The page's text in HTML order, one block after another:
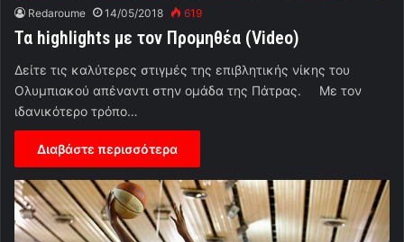
Redaroume 14/05/2018 619
Τα highlights με τον Προμηθέα (Video)
Δείτε τις καλύτερες στιγμές της επιβλητικής νίκης του
Ολυμπιακού απέναντι στην ομάδα της Πάτρας. Με τον
ιδανικότερο τρόπο…
Διαβάστε περισσότερα